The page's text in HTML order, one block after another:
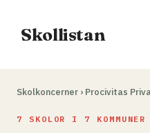
innehåll
Skollistan
Skolkoncerner › Procivitas
7 SKOLOR I 7 KOMMUNER